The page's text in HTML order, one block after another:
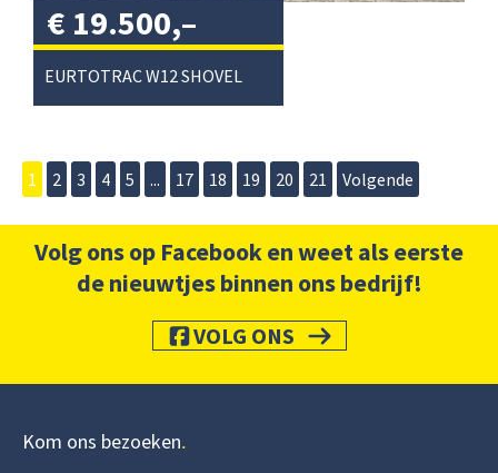
EURTOTRAC W12 SHOVEL
€ 19.500,–
excl. btw/
1 2 3 4 5 ... 17 18 19 20 21 Volgende
Volg ons op Facebook en weet als eerste
de nieuwtjes binnen ons bedrijf!
VOLG ONS
Kom ons bezoeken